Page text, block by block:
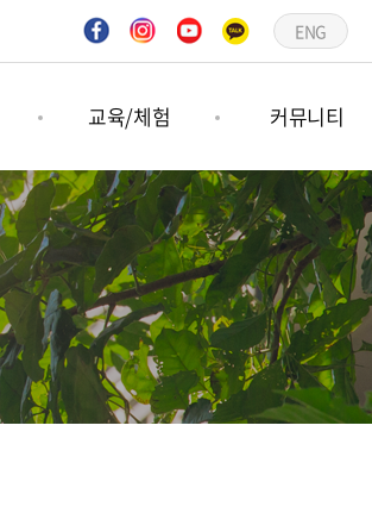
ENG
교육/체험
숲프로그램
그림책프로그램
커뮤니티
공지사항
언론보도
문의하기
갤러리
일정